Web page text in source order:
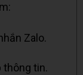
Zalo.
thông tin.